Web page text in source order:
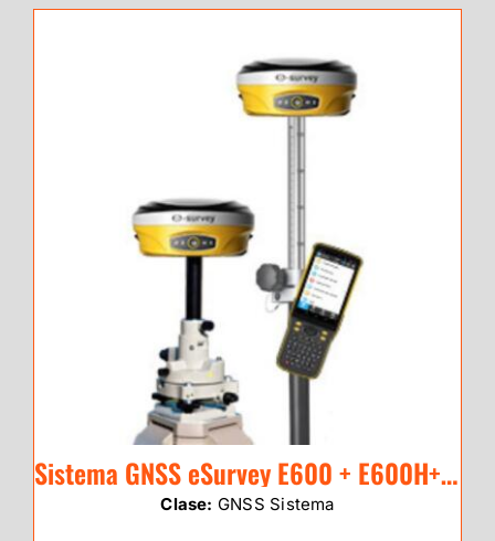
Sistema GNSS eSurvey E600 + E600H+P8II y RADIO
Clase: GNSS Sistema